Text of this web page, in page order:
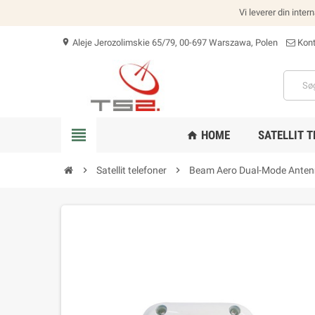
Vi leverer din
location_on Aleje Jerozolimskie 65/79, 00-697 Warszawa, Polen
view_headline home HOME SATELLIT
chevron_right Satellit telefoner chevron_right Beam Aero Dual-Mode